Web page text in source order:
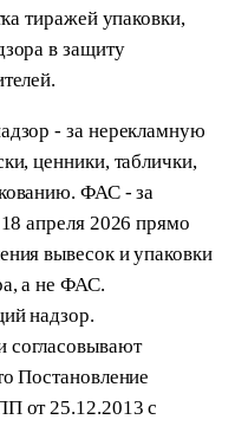
тиражей упаковки,
в защиту
- за нерекламную
ценники, таблички,
ФАС - за
апреля 2026 прямо
вывесок и упаковки
а не ФАС.
надзор.
согласовывают
Постановление
от 25.12.2013 с